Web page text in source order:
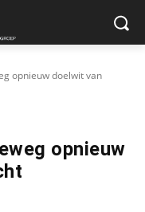
opnieuw doelwit van
opnieuw